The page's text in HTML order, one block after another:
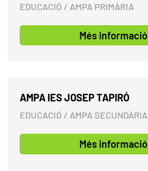
EDUCACIÓ / AMPA PRIMÀRIA
Més informació
AMPA IES JOSEP TAPIRÓ
EDUCACIÓ / AMPA SECUNDÀRIA
Més informació